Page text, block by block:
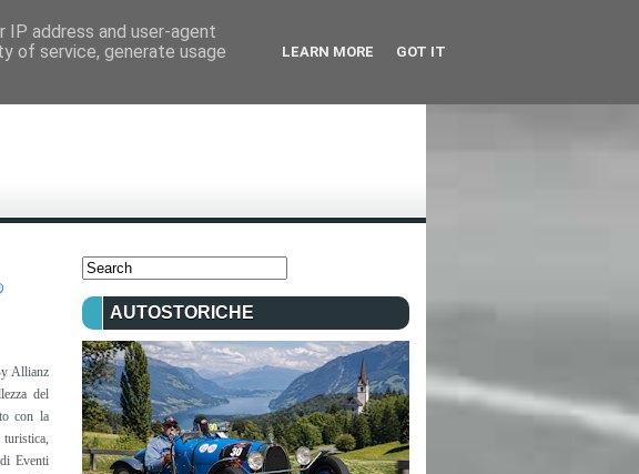
Allianz
del
con la
Eventi
AUTOSTORICHE
address and user-agent
of service, generate usage
LEARN MORE GOT IT